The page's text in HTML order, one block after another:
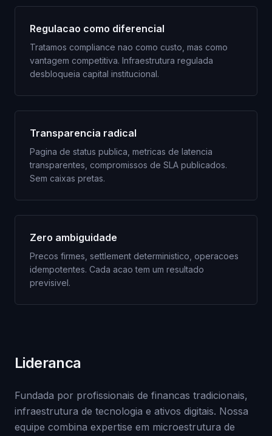
Regulacao como diferencial
Tratamos compliance nao como custo, mas como
vantagem competitiva. Infraestrutura regulada
desbloqueia capital institucional.
Transparencia radical
Pagina de status publica, metricas de latencia
transparentes, compromissos de SLA publicados.
Sem caixas pretas.
Zero ambiguidade
Precos firmes, settlement deterministico, operacoes
idempotentes. Cada acao tem um resultado
previsivel.
Lideranca
Fundada por profissionais de financas tradicionais,
infraestrutura de tecnologia e ativos digitais. Nossa
equipe combina expertise em microestrutura de